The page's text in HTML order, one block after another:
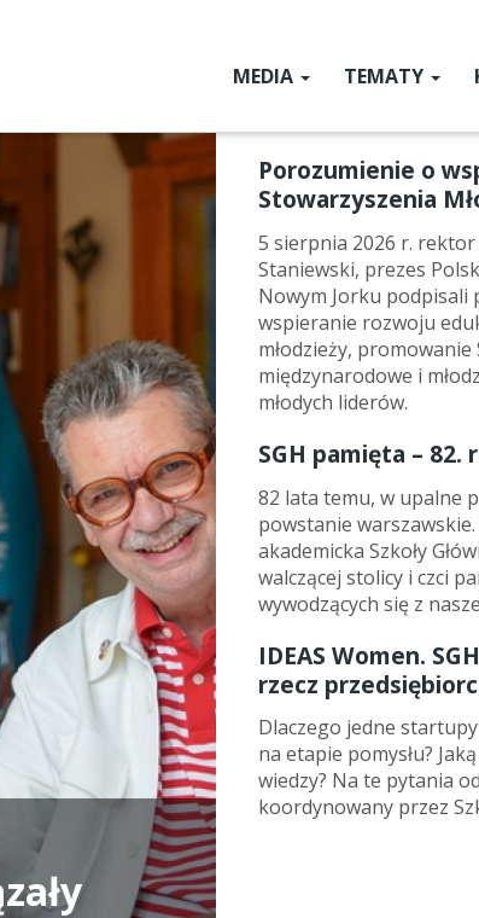
Main
menu
MEDIA
SGcHat
TEMATY
Aktualności
SGH dla Ukrainy
Z gabinetów
Relacje z
Forum
Po prostu
Ludzie i
Studenci i
Współpraca
Współpraca z
Sport
Historia
Porozumienie o
Stowarzyszenia
5 sierpnia 2026 r.
Staniewski, prezes
Nowym Jorku podpisali
wspieranie rozwoju
młodzieży,
międzynarodowe i
młodych liderów.
SGH pamięta –
82 lata temu, w upalne
powstanie
akademicka Szkoły
walczącej stolicy i czci
wywodzących się z
IDEAS Women.
rzecz
Dlaczego jedne
na etapie pomysłu?
wiedzy? Na te pytania
koordynowany przez